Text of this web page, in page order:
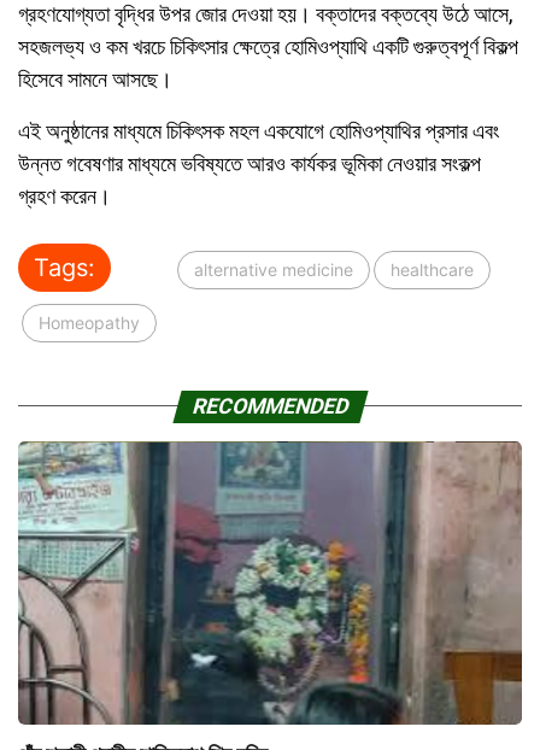
গ্রহণযোগ্যতা বৃদ্ধির উপর জোর দেওয়া হয়। বক্তাদের বক্তব্যে উঠে আসে,
সহজলভ্য ও কম খরচে চিকিৎসার ক্ষেত্রে হোমিওপ্যাথি একটি গুরুত্বপূর্ণ বিকল্প
হিসেবে সামনে আসছে।
এই অনুষ্ঠানের মাধ্যমে চিকিৎসক মহল একযোগে হোমিওপ্যাথির প্রসার এবং
উন্নত গবেষণার মাধ্যমে ভবিষ্যতে আরও কার্যকর ভূমিকা নেওয়ার সংকল্প
গ্রহণ করেন।
Tags: alternative medicine healthcare
Homeopathy
RECOMMENDED